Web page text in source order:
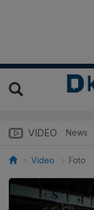
VIDEO News
Video Foto